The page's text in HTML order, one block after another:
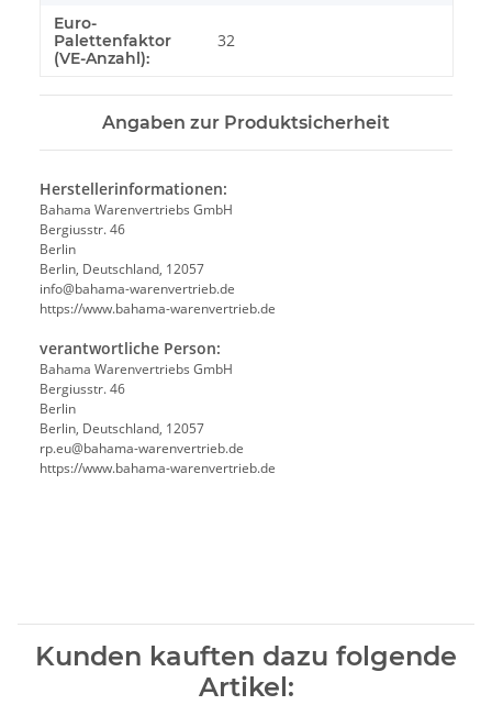
Euro-
Palettenfaktor
(VE-Anzahl):
32
Angaben zur Produktsicherheit
Herstellerinformationen:
Bahama Warenvertriebs GmbH
Bergiusstr. 46
Berlin
Berlin, Deutschland, 12057
ed.beirtrevneraw-amahab@ofni
https://www.bahama-warenvertrieb.de
verantwortliche Person:
Bahama Warenvertriebs GmbH
Bergiusstr. 46
Berlin
Berlin, Deutschland, 12057
ed.beirtrevneraw-amahab@ue.pr
https://www.bahama-warenvertrieb.de
Kunden kauften dazu folgende
Artikel: